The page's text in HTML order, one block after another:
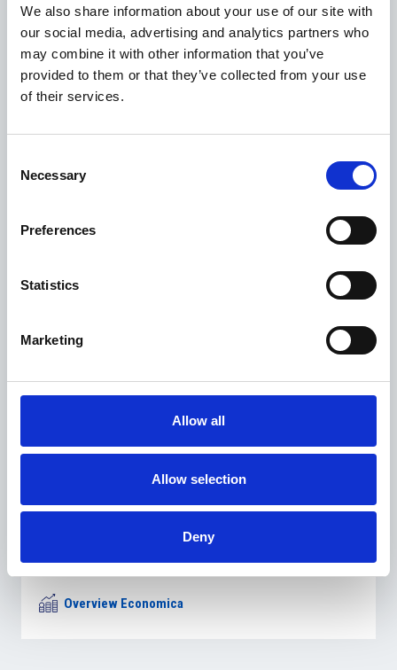
We also share information about your use of our site with
our social media, advertising and analytics partners who
may combine it with other information that you’ve
provided to them or that they’ve collected from your use
of their services.
Selection
Necessary
Preferences
Statistics
Marketing
Allow all
Allow selection
Deny
Fine delle quote zucchero: zuccherifici cechi
Repubblica Ceca
2 Ottobre 2017
CzechInvest ha attirato mille miliardi di corone di
investimenti
Overview Economica